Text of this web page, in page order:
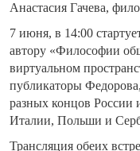
Анастасия Гачева,
7 июня, в 14:00
автору «Философии
виртуальном
публикаторы
разных концов
Италии, Польши и
Трансляция обеих